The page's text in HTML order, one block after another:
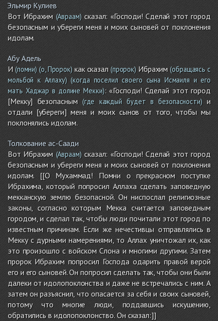
Эльмир Кулиев
Вот Ибрахим (Авраам)сказал: «Господи! Сделай этот город
безопасным и убереги меня и моих сыновей от поклонения
идолам.
Абу Адель
И(помни) (о, Пророк)как сказал(пророк) Ибрахим (обращаясь с
мольбой к Аллаху)(когда поселил своего сына Исмаиля и его
мать Хаджар в долине Мекки): «Господи! Сделай этот город
[Мекку] безопасным(где каждый будет в безопасности)и
отдали [убереги] меня и моих сынов от того, чтобы мы
поклонялись идолам.
Толкование ас-Саади
Вот Ибрахим (Авраам)сказал: «Господи! Сделай этот город
безопасным и убереги меня и моих сыновей от поклонения
идолам. [[О Мухаммад! Помни о прекрасном поступке
Ибрахима, который попросил Аллаха сделать заповедную
мекканскую землю безопасной. Он ниспослал религиозные
законы, согласно которым Мекка считается заповедным
городом, и сделал так, чтобы люди почитали этот город по
известным причинам. Если же нечестивцы отправлялись в
Мекку с дурными намерениями, то Аллах уничтожал их, как
это произошло с войском Слона и многими другими. Затем
пророк Ибрахим попросил Господа одарить правой верой
его и его сыновей. Он попросил сделать так, чтобы они были
далеки от идолопоклонства и даже не встречались с ним. А
затем он разъяснил, что опасается за себя и своих сыновей,
потому что многие люди, поддавшись искушению,
обратились в идолопоклонство. Он сказал:]]